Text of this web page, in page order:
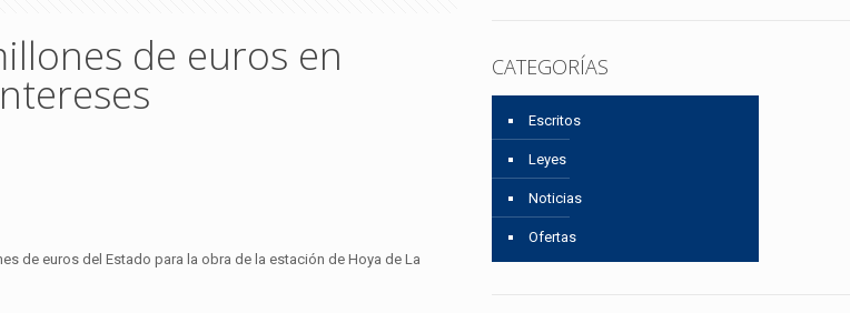
de euros en
de euros del Estado para la obra de la estación de Hoya de La
CATEGORÍAS
Escritos
Leyes
Noticias
Ofertas